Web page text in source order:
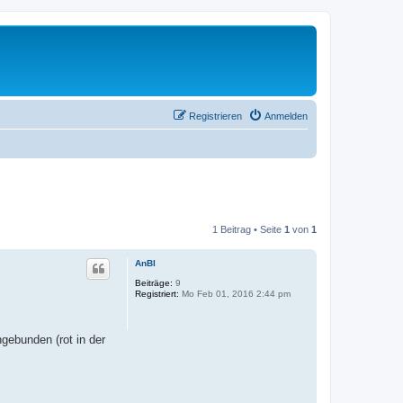
Anmelden
Registrieren
1 Beitrag • Seite 1 von 1
AnBl
Beiträge: 9
Registriert: Mo Feb 01, 2016 2:44 pm
(rot in der